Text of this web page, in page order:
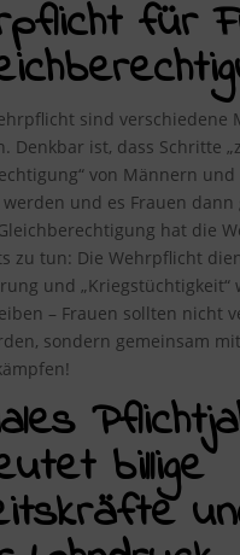
für
sind verschiedene
Denkbar ist, dass Schritte
von Männern und
werden und es Frauen dann
hat die
zu tun: Die Wehrpflicht
und „Kriegstüchtigkeit“
– Frauen sollten nicht
sondern gemeinsam
billige